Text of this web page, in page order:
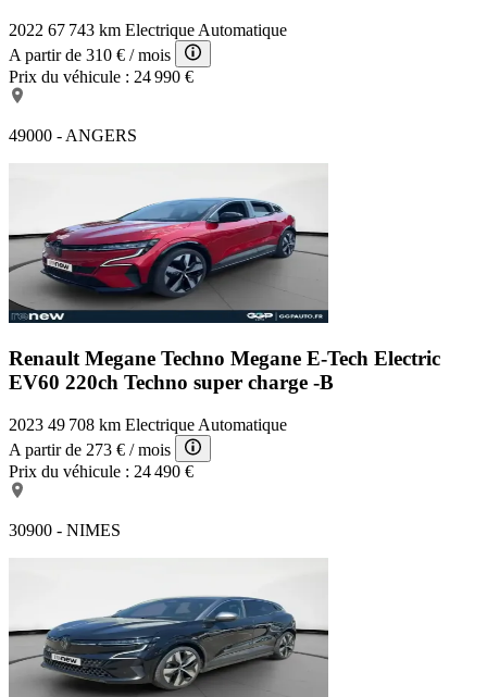
2022 67 743 km Electrique Automatique
A partir de 310 € / mois
Prix du véhicule : 24 990 €
49000 - ANGERS
Renault Megane Techno Megane E-Tech Electric
EV60 220ch Techno super charge -B
2023 49 708 km Electrique Automatique
A partir de 273 € / mois
Prix du véhicule : 24 490 €
30900 - NIMES